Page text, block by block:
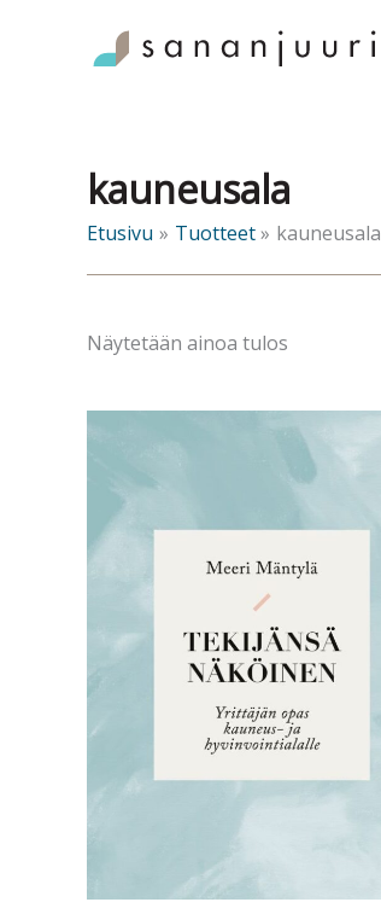
kauneusala
Etusivu Tuotteet kauneusala
Näytetään ainoa tulos